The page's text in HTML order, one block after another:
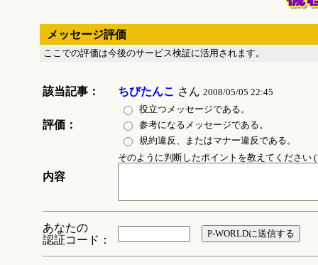
メッセージ評価
ここでの評価は今後のサービス検証に活用されます。
該当記事： ちびたんこ さん 2008/05/05 22:45
評価：
役立つメッセージである。
参考になるメッセージである。
規約違反、またはマナー違反である。
内容
そのように判断したポイントを教えてください
あなたの
認証コード：